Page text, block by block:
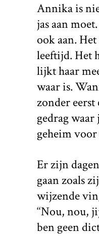
Annika is
jas aan
ook aan.
leeftijd. Het
lijkt haar
waar is.
zonder
gedrag
geheim
Er zijn
gaan zoals
wijzende
‘‘Nou, nou,
ben geen